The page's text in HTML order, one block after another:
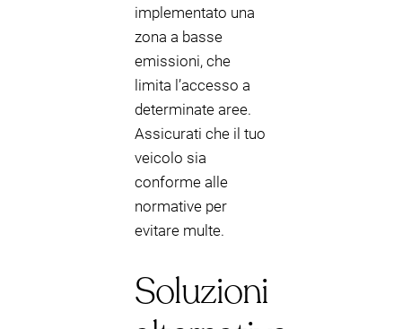
implementato una
zona a basse
emissioni, che
limita l’accesso a
determinate aree.
Assicurati che il tuo
veicolo sia
conforme alle
normative per
evitare multe.
Soluzioni